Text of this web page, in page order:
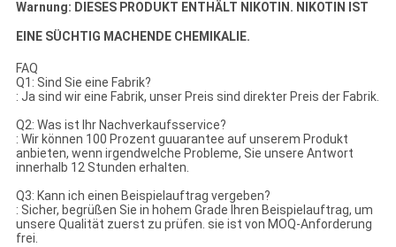
Warnung: DIESES PRODUKT ENTHÄLT NIKOTIN. NIKOTIN IST
EINE SÜCHTIG MACHENDE CHEMIKALIE.
FAQ
Q1: Sind Sie eine Fabrik?
: Ja sind wir eine Fabrik, unser Preis sind direkter Preis der Fabrik.
Q2: Was ist Ihr Nachverkaufsservice?
: Wir können 100 Prozent guuarantee auf unserem Produkt
anbieten, wenn irgendwelche Probleme, Sie unsere Antwort
innerhalb 12 Stunden erhalten.
Q3: Kann ich einen Beispielauftrag vergeben?
: Sicher, begrüßen Sie in hohem Grade Ihren Beispielauftrag, um
unsere Qualität zuerst zu prüfen. sie ist von MOQ-Anforderung
frei.